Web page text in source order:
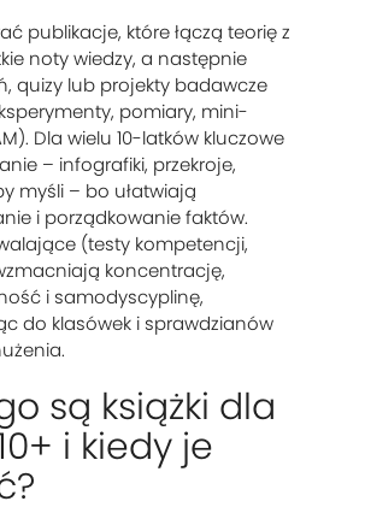
publikacje, które łączą teorię z
noty wiedzy, a następnie
quizy lub projekty badawcze
pomiary, mini-
Dla wielu 10-latków kluczowe
– infografiki, przekroje,
myśli – bo ułatwiają
i porządkowanie faktów.
(testy kompetencji,
koncentrację,
i samodyscyplinę,
do klasówek i sprawdzianów
są książki dla
i kiedy je